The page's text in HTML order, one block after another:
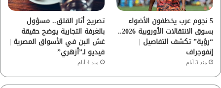
5 نجوم عرب يخطفون الأضواء
بسوق الانتقالات الأوروبية 2026..
“رؤية” تكشف التفاصيل |
إنفوجراف
منذ 3 أيام
تصريح أثار القلق.. مسؤول
بالغرفة التجارية يوضح حقيقة
غش البن في الأسواق المصرية |
فيديو لـ”أزهري”
منذ 4 أيام